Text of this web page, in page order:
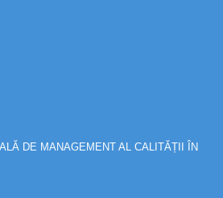
DE MANAGEMENT AL CALITĂȚII ÎN